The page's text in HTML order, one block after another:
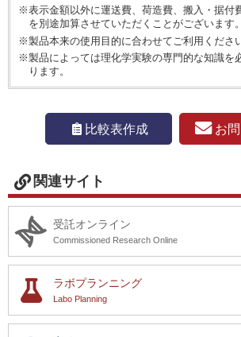
※表示金額以外に運送費、荷造費、搬入・据付
を別途加算させていただくことがございます。
※製品本来の使用目的に合わせてご利用ください
※製品によっては理化学実験の専門的な知識を
ります。
比較表作成 お問
関連サイト
受託オンライン
Commissioned Research Online
ラボプランニング
Labo Planning